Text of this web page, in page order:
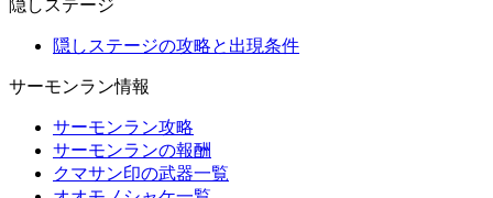
隠しステージ
隠しステージの攻略と出現条件
サーモンラン情報
サーモンラン攻略
サーモンランの報酬
クマサン印の武器一覧